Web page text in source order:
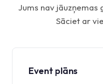
Jums nav jāuzņemas
Sāciet ar
Event plāns